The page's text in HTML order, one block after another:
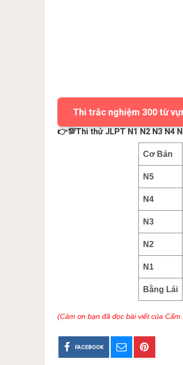
Thi trắc nghiệm 300 từ
👉💯Thi thử JLPT N1 N2 N3 N4
Cơ Bản
N5
N4
N3
N2
N1
Bằng Lái
(Cảm ơn bạn đã đọc bài viết của Cẩm
FACEBOOK